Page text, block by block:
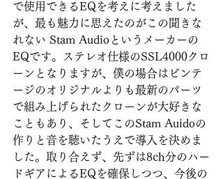
で使用できるEQを考えに考えました
が、最も魅力に思えたのがこの聞きな
れない Stam Audioというメーカーの
EQです。ステレオ仕様のSSL4000クロ
ーンとなりますが、僕の場合はビンテ
ージのオリジナルよりも最新のパーツ
で組み上げられたクローンが大好きな
こともあり、そしてこのStam Auidoの
作りと音を聴いたうえで導入を決めま
した。取り合えず、先ずは8ch分のハー
ドギアによるEQを確保しつつ、今後の